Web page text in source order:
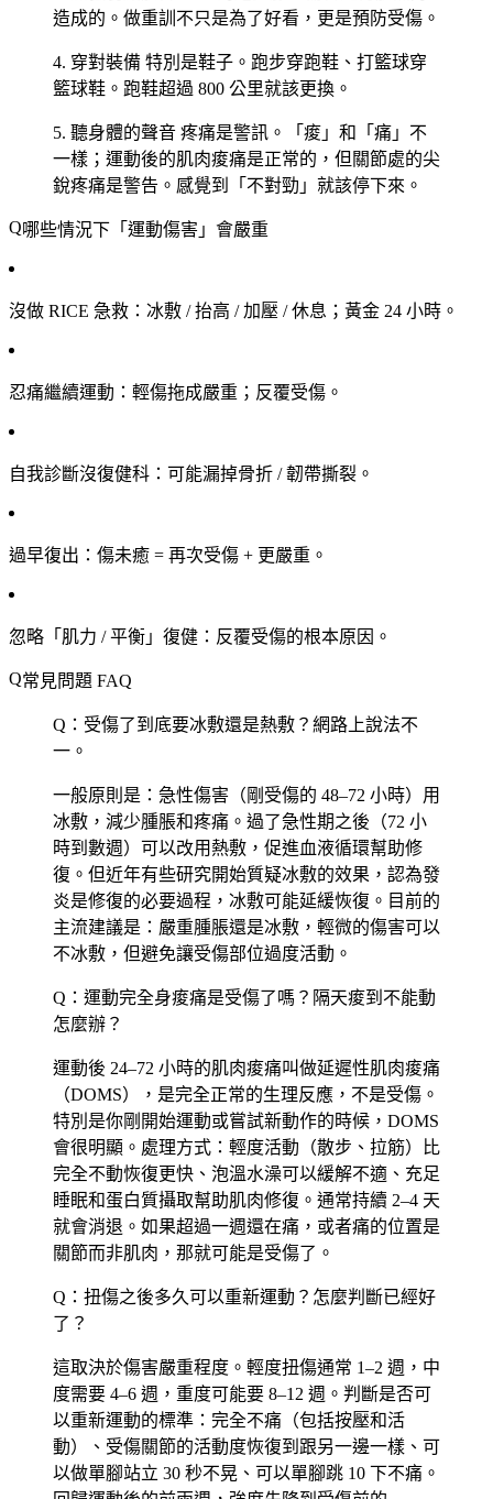
造成的。做重訓不只是為了好看，更是預防受傷。
4. 穿對裝備 特別是鞋子。跑步穿跑鞋、打籃球穿
籃球鞋。跑鞋超過 800 公里就該更換。
5. 聽身體的聲音 疼痛是警訊。「痠」和「痛」不
一樣；運動後的肌肉痠痛是正常的，但關節處的尖
銳疼痛是警告。感覺到「不對勁」就該停下來。
哪些情況下「運動傷害」會嚴重
沒做 RICE 急救 ：冰敷 / 抬高 / 加壓 / 休息；黃金 24 小時。
忍痛繼續運動 ：輕傷拖成嚴重；反覆受傷。
自我診斷沒復健科 ：可能漏掉骨折 / 韌帶撕裂。
過早復出 ：傷未癒 = 再次受傷 + 更嚴重。
忽略「肌力 / 平衡」復健 ：反覆受傷的根本原因。
常見問題 FAQ
Q：受傷了到底要冰敷還是熱敷？網路上說法不
一。
一般原則是：急性傷害（剛受傷的 48–72 小時）用
冰敷，減少腫脹和疼痛。過了急性期之後（72 小
時到數週）可以改用熱敷，促進血液循環幫助修
復。但近年有些研究開始質疑冰敷的效果，認為發
炎是修復的必要過程，冰敷可能延緩恢復。目前的
主流建議是：嚴重腫脹還是冰敷，輕微的傷害可以
不冰敷，但避免讓受傷部位過度活動。
Q：運動完全身痠痛是受傷了嗎？隔天痠到不能動
怎麼辦？
運動後 24–72 小時的肌肉痠痛叫做延遲性肌肉痠痛
（DOMS），是完全正常的生理反應，不是受傷。
特別是你剛開始運動或嘗試新動作的時候，DOMS
會很明顯。處理方式：輕度活動（散步、拉筋）比
完全不動恢復更快、泡溫水澡可以緩解不適、充足
睡眠和蛋白質攝取幫助肌肉修復。通常持續 2–4 天
就會消退。如果超過一週還在痛，或者痛的位置是
關節而非肌肉，那就可能是受傷了。
Q：扭傷之後多久可以重新運動？怎麼判斷已經好
了？
這取決於傷害嚴重程度。輕度扭傷通常 1–2 週，中
度需要 4–6 週，重度可能要 8–12 週。判斷是否可
以重新運動的標準：完全不痛（包括按壓和活
動）、受傷關節的活動度恢復到跟另一邊一樣、可
以做單腳站立 30 秒不晃、可以單腳跳 10 下不痛。